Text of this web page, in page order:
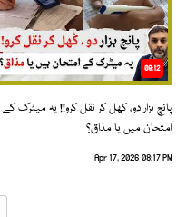
09:12
پانچ ہزار دو، کھل کر نقل کرو!! یہ میٹرک کے
امتحان میں یا مذاق؟
Apr 17, 2026 08:17 PM